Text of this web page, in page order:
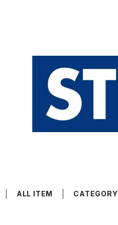
ALL ITEM CATEGORY